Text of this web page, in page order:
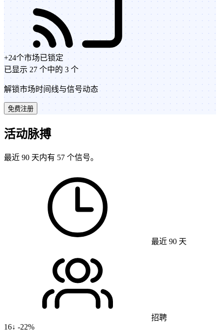
+24个市场已锁定
已显示 27 个中的 3 个
解锁市场时间线与信号动态
免费注册
活动脉搏
最近 90 天内有 57 个信号。
最近 90 天
招聘
16↓ -22%